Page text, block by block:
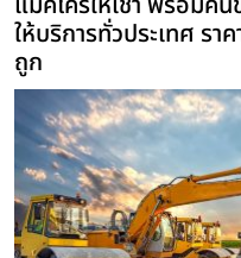
ให้บริการทั่วประเทศ ราค
ถูก